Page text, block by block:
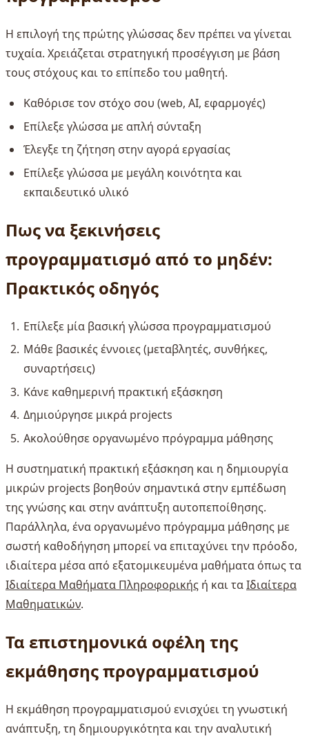
Η επιλογή της πρώτης γλώσσας δεν πρέπει να γίνεται
τυχαία. Χρειάζεται στρατηγική προσέγγιση με βάση
τους στόχους και το επίπεδο του μαθητή.
Καθόρισε τον στόχο σου (web, AI, εφαρμογές)
Επίλεξε γλώσσα με απλή σύνταξη
Έλεγξε τη ζήτηση στην αγορά εργασίας
Επίλεξε γλώσσα με μεγάλη κοινότητα και
εκπαιδευτικό υλικό
Πως να ξεκινήσεις
προγραμματισμό από το μηδέν:
Πρακτικός οδηγός
Επίλεξε μία βασική γλώσσα προγραμματισμού
Μάθε βασικές έννοιες (μεταβλητές, συνθήκες,
συναρτήσεις)
Κάνε καθημερινή πρακτική εξάσκηση
Δημιούργησε μικρά projects
Ακολούθησε οργανωμένο πρόγραμμα μάθησης
Η συστηματική πρακτική εξάσκηση και η δημιουργία
μικρών projects βοηθούν σημαντικά στην εμπέδωση
της γνώσης και στην ανάπτυξη αυτοπεποίθησης.
Παράλληλα, ένα οργανωμένο πρόγραμμα μάθησης με
σωστή καθοδήγηση μπορεί να επιταχύνει την πρόοδο,
ιδιαίτερα μέσα από εξατομικευμένα μαθήματα όπως τα
Ιδιαίτερα Μαθήματα Πληροφορικής ή και ταΙδιαίτερα
Μαθηματικών.
Τα επιστημονικά οφέλη της
εκμάθησης προγραμματισμού
Η εκμάθηση προγραμματισμού ενισχύει τη γνωστική
ανάπτυξη, τη δημιουργικότητα και την αναλυτική